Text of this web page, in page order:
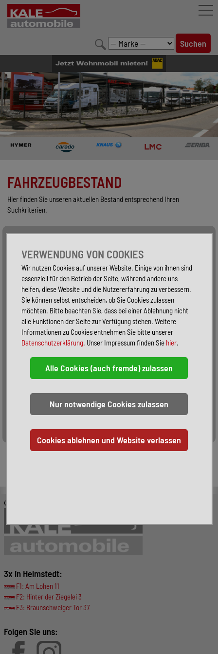
FAHRZEUGBESTAND
LEISTUNGEN
KONFIGURATOR
MARKENWELT
UNTERNEHMEN
FAHRZEUGBESTAND
Hier finden Sie unseren aktuellen Bestand entsprechend Ihren
Suchkriterien.
Alle Fahrzeuge
Sortieren:
© KALE-Automobile GmbH
3x in Helmstedt:
F1: Am Lohen 11
F2: Hinter der Ziegelei 3
F3: Braunschweiger Tor 37
Folgen Sie uns:
VERWENDUNG VON COOKIES
Wir nutzen Cookies auf unserer Website. Einige von ihnen sind
essenziell für den Betrieb der Seite, während andere uns
helfen, diese Website und die Nutzererfahrung zu verbessern.
Sie können selbst entscheiden, ob Sie Cookies zulassen
möchten. Bitte beachten Sie, dass bei einer Ablehnung nicht
alle Funktionen der Seite zur Verfügung stehen. Weitere
Informationen zu Cookies entnehmen Sie bitte unserer
Datenschutzerklärung. Unser Impressum finden Sie hier.